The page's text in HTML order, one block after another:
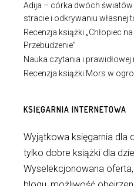
Adija – córka dwóch
stracie i odkrywaniu własnej
Recenzja książki „Chłopiec
Przebudzenie”
Nauka czytania i
Recenzja książki Mors w
KSIĘGARNIA INTERNETOWA
Wyjątkowa księgarnia dla
tylko dobre książki dla
Wyselekcjonowana